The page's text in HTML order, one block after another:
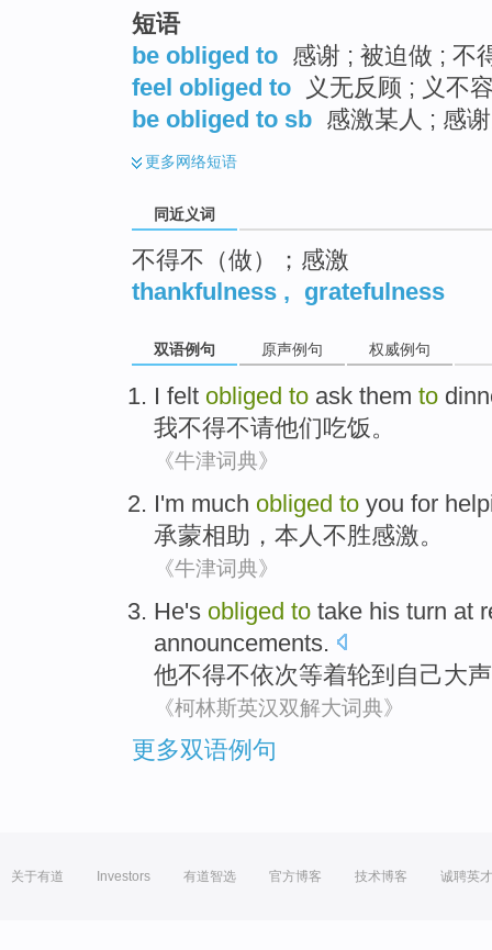
短语
be obliged to 感谢 ; 被迫做 ; 不
feel obliged to
义无反顾 ; 义不
be obliged to sb 感激某人 ; 感
更多网络短语
同近义词
不得不（做）；感激
thankfulness , gratefulness
双语例句 原声例句 权威例句
I felt obliged to ask them to
我不得不请他们吃饭。
《牛津词典》
I'm much obliged to you for
承蒙相助，本人 不胜感激。
《牛津词典》
He's obliged to take his turn at
announcements.
他不得不依次等着轮到 自己大声
《柯林斯英汉双解大词典》
更多双语例句
关于有道 Investors 有道智选 官方博客 技术博客 诚聘英才